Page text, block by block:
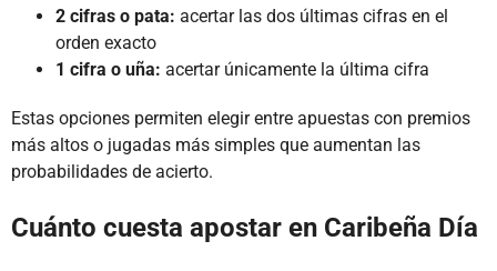
2 cifras o pata: acertar las dos últimas cifras en el
orden exacto
1 cifra o uña: acertar únicamente la última cifra
Estas opciones permiten elegir entre apuestas con premios
más altos o jugadas más simples que aumentan las
probabilidades de acierto.
Cuánto cuesta apostar en Caribeña Día